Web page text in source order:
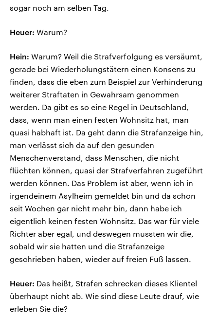
sogar noch am selben Tag.
Heuer: Warum?
Hein: Warum? Weil die Strafverfolgung es versäumt,
gerade bei Wiederholungstätern einen Konsens zu
finden, dass die eben zum Beispiel zur Verhinderung
weiterer Straftaten in Gewahrsam genommen
werden. Da gibt es so eine Regel in Deutschland,
dass, wenn man einen festen Wohnsitz hat, man
quasi habhaft ist. Da geht dann die Strafanzeige hin,
man verlässt sich da auf den gesunden
Menschenverstand, dass Menschen, die nicht
flüchten können, quasi der Strafverfahren zugeführt
werden können. Das Problem ist aber, wenn ich in
irgendeinem Asylheim gemeldet bin und da schon
seit Wochen gar nicht mehr bin, dann habe ich
eigentlich keinen festen Wohnsitz. Das war für viele
Richter aber egal, und deswegen mussten wir die,
sobald wir sie hatten und die Strafanzeige
geschrieben haben, wieder auf freien Fuß lassen.
Heuer: Das heißt, Strafen schrecken dieses Klientel
überhaupt nicht ab. Wie sind diese Leute drauf, wie
erleben Sie die?